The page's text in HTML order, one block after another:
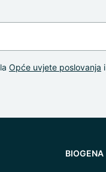
Opće uvjete poslovanja i
BIOGENA